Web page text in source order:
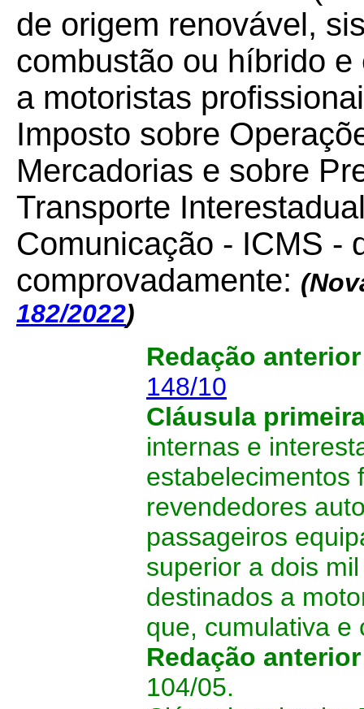
de origem renovável,
combustão ou híbrido
a motoristas
Imposto sobre
Mercadorias e sobre
Transporte
Comunicação - ICMS -
comprovadamente:
182/2022)
Redação
148/10
Cláusula
internas e
estabelecimentos
revendedores
passageiros
superior a dois
destinados a
que, cumulativa e
Redação
104/05.